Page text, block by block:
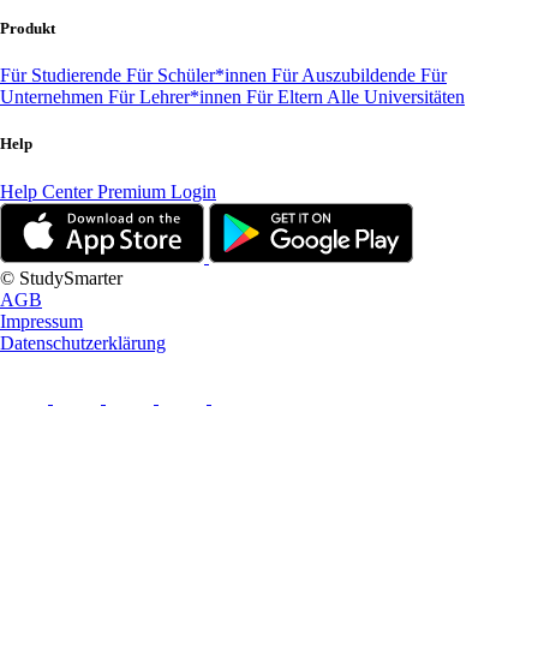
Produkt
Für Studierende Für Schüler*innen Für Auszubildende Für
Unternehmen Für Lehrer*innen Für Eltern Alle Universitäten
Help
Help CenterPremium Login
© StudySmarter
AGB
Impressum
Datenschutzerklärung